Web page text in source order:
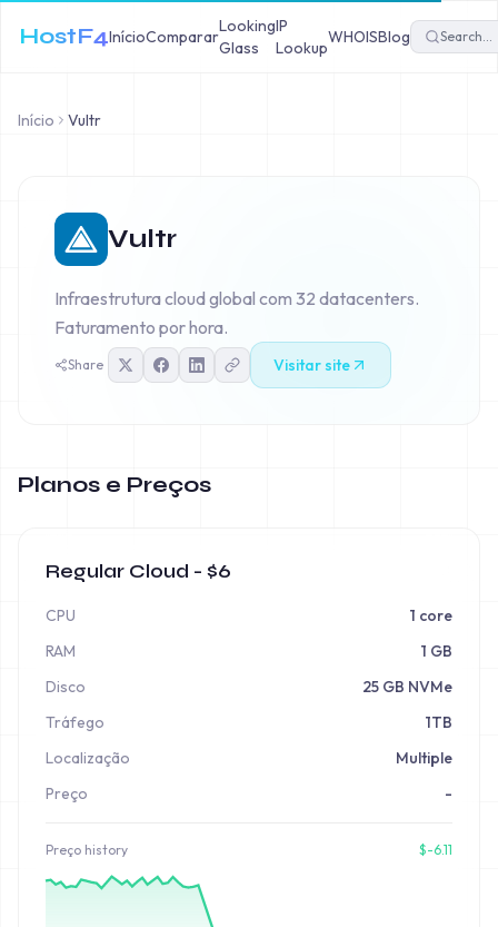
HostF4InícioComparar
Looking
Glass
IP
Lookup
WHOISBlog
Início Vultr
Vultr
Infraestrutura cloud global com 32 datacenters.
Faturamento por hora.
Share Visitar site
Planos e Preços
Regular Cloud - $6
CPU
1 core
RAM
1 GB
Disco
25 GB NVMe
Tráfego
1TB
Localização
Multiple
Preço
-
Preço history $-6.11